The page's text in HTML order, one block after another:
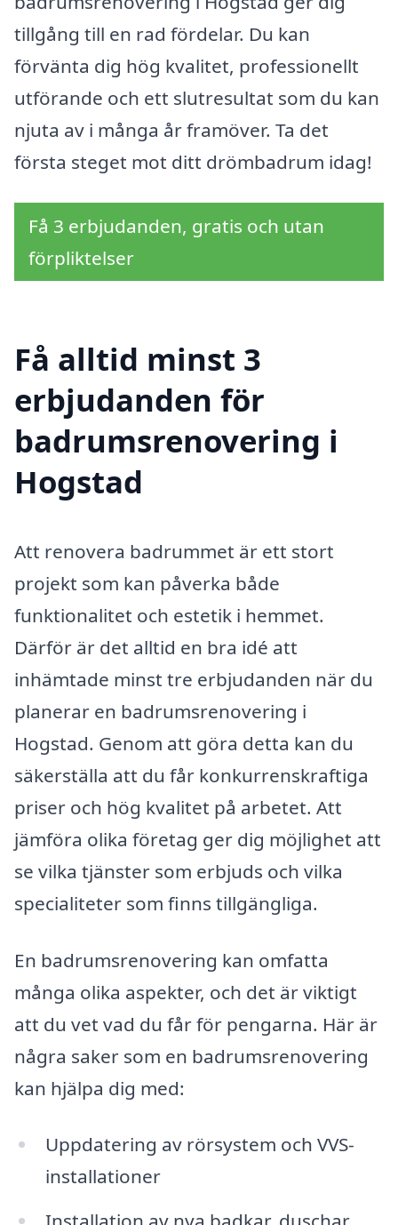
tillgång till en rad fördelar. Du kan
förvänta dig hög kvalitet, professionellt
utförande och ett slutresultat som du kan
njuta av i många år framöver. Ta det
första steget mot ditt drömbadrum idag!
Få 3 erbjudanden, gratis och utan
förpliktelser
Få alltid minst 3
erbjudanden för
badrumsrenovering i
Hogstad
Att renovera badrummet är ett stort
projekt som kan påverka både
funktionalitet och estetik i hemmet.
Därför är det alltid en bra idé att
inhämtade minst tre erbjudanden när du
planerar en badrumsrenovering i
Hogstad. Genom att göra detta kan du
säkerställa att du får konkurrenskraftiga
priser och hög kvalitet på arbetet. Att
jämföra olika företag ger dig möjlighet att
se vilka tjänster som erbjuds och vilka
specialiteter som finns tillgängliga.
En badrumsrenovering kan omfatta
många olika aspekter, och det är viktigt
att du vet vad du får för pengarna. Här är
några saker som en badrumsrenovering
kan hjälpa dig med:
Uppdatering av rörsystem och VVS-
installationer